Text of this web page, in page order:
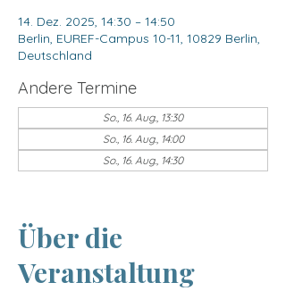
14. Dez. 2025, 14:30 – 14:50
Berlin, EUREF-Campus 10-11, 10829 Berlin,
Deutschland
Andere Termine
So., 16. Aug., 13:30
So., 16. Aug., 14:00
So., 16. Aug., 14:30
Über die
Veranstaltung